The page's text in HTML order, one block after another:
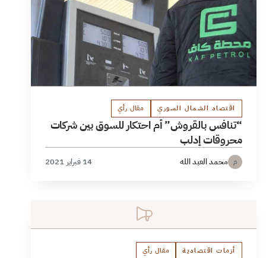
اقتصاد الشمال السوري مقال رأي
“تنافس بالقروش” أم احتكار للسوق بين شركات
محروقات إدلب
م محمد العبد الله 14 فبراير 2021
أزمات اقتصادية مقال رأي